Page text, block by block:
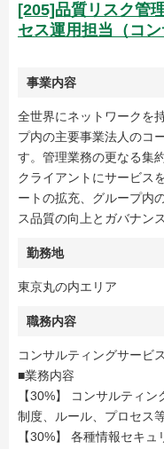
[205]品質リスク管
セス運用担当（コン
事業内容
全世界にネットワークを
プ内の主要事業法人のコ
す。管理業務の更なる集
クライアントにサービス
ートの拡充、グループ内
ス品質の向上とガバナン
勤務地
東京丸の内エリア
職務内容
コンサルティングサービ
■業務内容
【30%】 コンサルティ
制度、ルール、プロセス
【30%】 各種情報セキ